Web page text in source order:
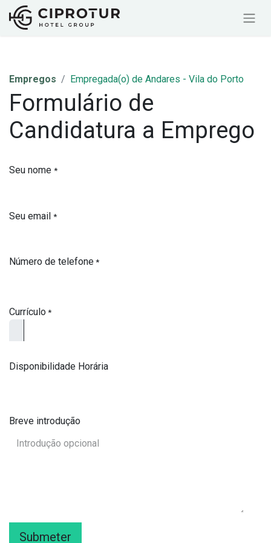
Empregos Empregada(o) de Andares - Vila do Porto
Formulário de
Candidatura a Emprego
Seu nome *
Seu email *
Número de telefone*
Currículo*
Disponibilidade Horária
Breve introdução
Submeter